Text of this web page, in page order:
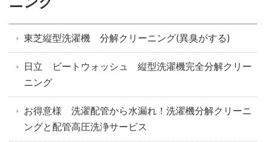
東芝縦型洗濯機 分解クリーニング(異臭がする)
日立 ビートウォッシュ 縦型洗濯機完全分解クリー
ニング
お得意様 洗濯配管から水漏れ！洗濯機分解クリーニ
ングと配管高圧洗浄サービス